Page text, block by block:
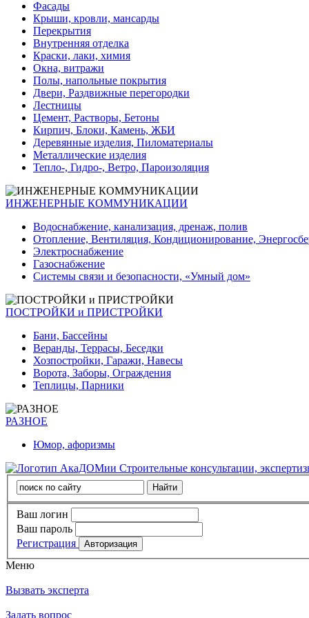
Фасады
Крыши, кровли, мансарды
Перекрытия
Внутренняя отделка
Краски, лаки, химия
Окна, витражи
Полы, напольные покрытия
Двери, Раздвижные перегородки
Лестницы
Цемент, Растворы, Бетоны
Кирпич, Блоки, Камень, ЖБИ
Деревянные изделия, Пиломатериалы
Металлические изделия
Тепло-, Гидро-, Ветро, Пароизоляция
ИНЖЕНЕРНЫЕ КОММУНИКАЦИИ
Водоснабжение, канализация, дренаж, полив
Отопление, Вентиляция, Кондиционирование,
Электроснабжение
Газоснабжение
Системы связи и безопасности, «Умный дом»
ПОСТРОЙКИ и ПРИСТРОЙКИ
Бани, Бассейны
Веранды, Террасы, Беседки
Хозпостройки, Гаражи, Навесы
Ворота, Заборы, Ограждения
Теплицы, Парники
РАЗНОЕ
Юмор, афоризмы
Строительные консультации,
Ваш логин
Ваш пароль
Регистрация
Меню
Вызвать эксперта
Задать вопрос